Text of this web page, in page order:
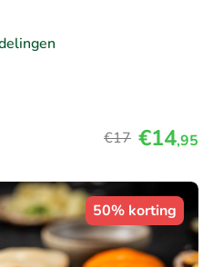
€17 €14,95
50% korting